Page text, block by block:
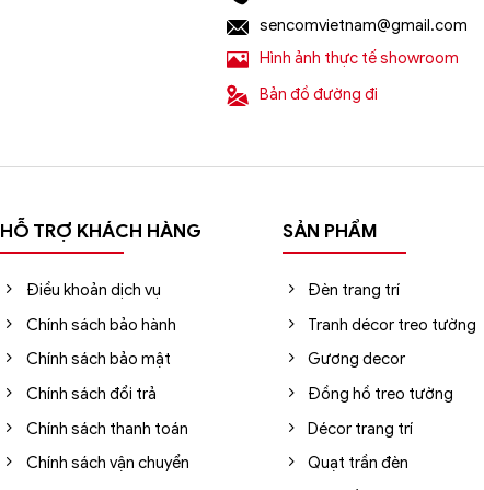
sencomvietnam@gmail.com
Hình ảnh thực tế showroom
Bản đồ đường đi
HỖ TRỢ KHÁCH HÀNG
Điều khoản dịch vụ
Chính sách bảo hành
Chính sách bảo mật
Chính sách đổi trả
Chính sách thanh toán
Chính sách vận chuyển
SẢN PHẨM
Đèn trang trí
Tranh décor treo tường
Gương decor
Đồng hồ treo tường
Décor trang trí
Quạt trần đèn